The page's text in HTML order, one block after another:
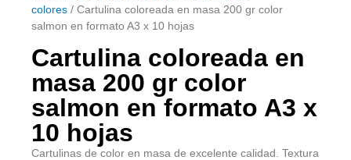
colores / Cartulina coloreada en masa 200 gr color
salmon en formato A3 x 10 hojas
Cartulina coloreada en
masa 200 gr color
salmon en formato A3 x
10 hojas
Cartulinas de color en masa de excelente calidad. Textura